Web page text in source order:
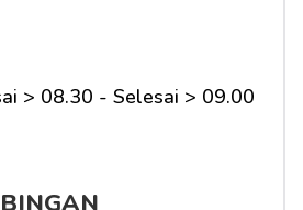
> 08.30 - Selesai > 09.00